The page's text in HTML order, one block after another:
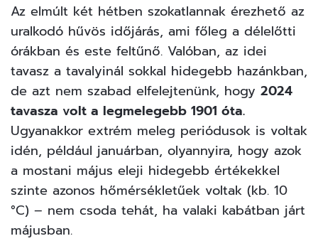
Az elmúlt két hétben szokatlannak érezhető az
uralkodó hűvös időjárás, ami főleg a délelőtti
órákban és este feltűnő. Valóban, az idei
tavasz a tavalyinál sokkal hidegebb hazánkban,
de azt nem szabad elfelejtenünk, hogy 2024
tavasza volt a legmelegebb 1901 óta.
Ugyanakkor extrém meleg periódusok is voltak
idén, például januárban, olyannyira, hogy azok
a mostani május eleji hidegebb értékekkel
szinte azonos hőmérsékletűek voltak (kb. 10
°C) – nem csoda tehát, ha valaki kabátban járt
májusban.